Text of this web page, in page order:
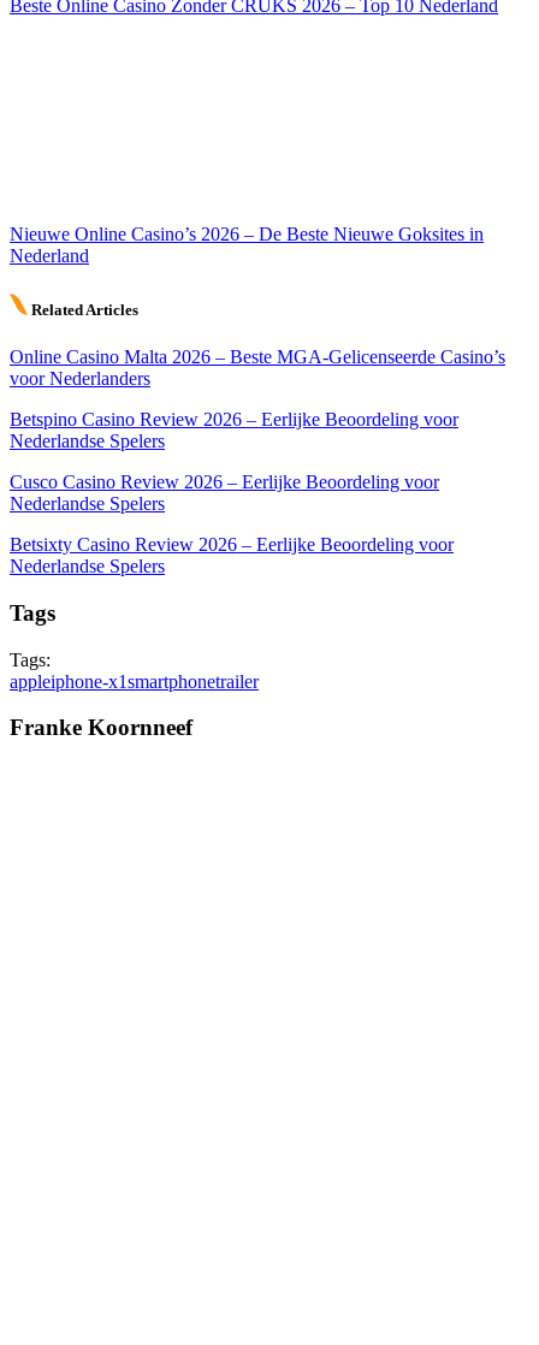
Beste Online Casino Zonder CRUKS 2026 – Top 10 Nederland
Nieuwe Online Casino’s 2026 – De Beste Nieuwe Goksites in
Nederland
Related Articles
Online Casino Malta 2026 – Beste MGA-Gelicenseerde Casino’s
voor Nederlanders
Betspino Casino Review 2026 – Eerlijke Beoordeling voor
Nederlandse Spelers
Cusco Casino Review 2026 – Eerlijke Beoordeling voor
Nederlandse Spelers
Betsixty Casino Review 2026 – Eerlijke Beoordeling voor
Nederlandse Spelers
Tags
Tags:
appleiphone-x1smartphonetrailer
Franke Koornneef